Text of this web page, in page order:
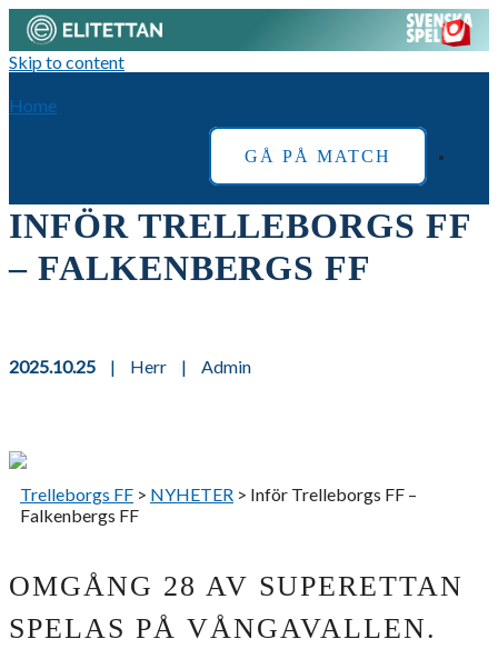
Skip to content
Home
GÅ PÅ MATCH
INFÖR TRELLEBORGS FF
– FALKENBERGS FF
2025.10.25 | Herr | Admin
Trelleborgs FF > NYHETER > Inför Trelleborgs FF –
Falkenbergs FF
OMGÅNG 28 AV SUPERETTAN
SPELAS PÅ VÅNGAVALLEN.